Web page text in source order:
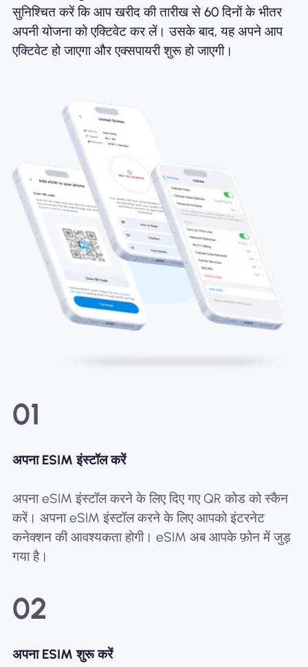
सुनिश्चित करें कि आप खरीद की तारीख से 60 दिनों के भीतर
अपनी योजना को एक्टिवेट कर लें। उसके बाद, यह अपने आप
एक्टिवेट हो जाएगा और एक्सपायरी शुरू हो जाएगी।
01
अपना ESIM इंस्टॉल करें
अपना eSIM इंस्टॉल करने के लिए दिए गए QR कोड को स्कैन
करें। अपना eSIM इंस्टॉल करने के लिए आपको इंटरनेट
कनेक्शन की आवश्यकता होगी। eSIM अब आपके फ़ोन में जुड़
गया है।
02
अपना ESIM शुरू करें